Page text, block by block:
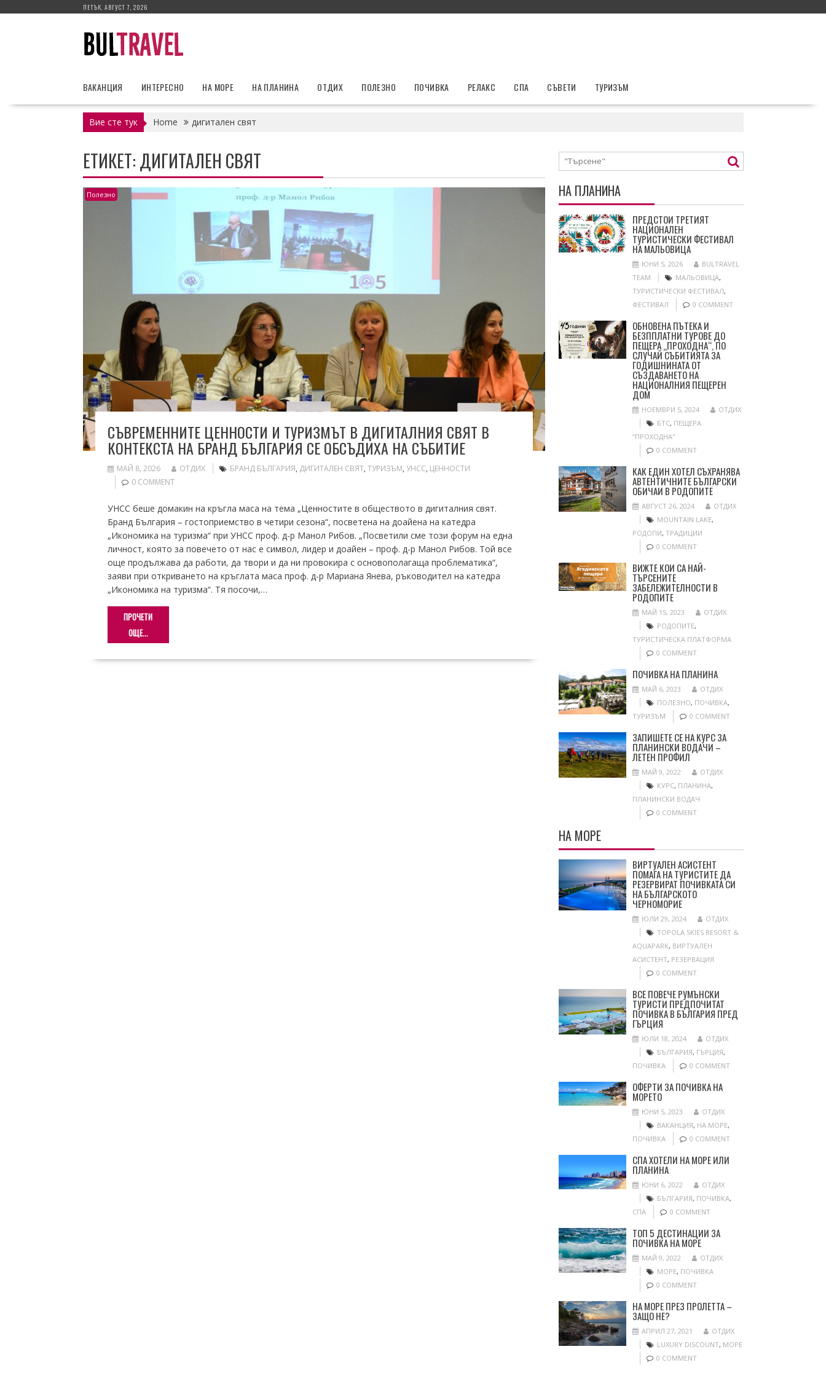
ПЕТЪК, АВГУСТ 7, 2026
ВАКАНЦИЯ ИНТЕРЕСНО НА МОРЕ НА ПЛАНИНА ОТДИХ ПОЛЕЗНО ПОЧИВКА РЕЛАКС СПА СЪВЕТИ ТУРИЗЪМ
Вие сте тук Home дигитален свят
ЕТИКЕТ:ДИГИТАЛЕН СВЯТ
Полезно
СЪВРЕМЕННИТЕ ЦЕННОСТИ И ТУРИЗМЪТ В ДИГИТАЛНИЯ СВЯТ В
КОНТЕКСТА НА БРАНД БЪЛГАРИЯ СЕ ОБСЪДИХА НА СЪБИТИЕ
МАЙ 8, 2026 ОТДИХ БРАНД БЪЛГАРИЯ, ДИГИТАЛЕН СВЯТ, ТУРИЗЪМ, УНСС, ЦЕННОСТИ
0 COMMENT
УНСС беше домакин на кръгла маса на тема „Ценностите в обществото в дигиталния свят.
Бранд България – гостоприемство в четири сезона“, посветена на доайена на катедра
„Икономика на туризма“ при УНСС проф. д-р Манол Рибов. „Посветили сме този форум на една
личност, която за повечето от нас е символ, лидер и доайен – проф. д-р Манол Рибов. Tой все
още продължава да работи, да твори и да ни провокира с основополагаща проблематика“,
заяви при откриването на кръглата маса проф. д-р Мариана Янева, ръководител на катедра
„Икономика на туризма“. Тя посочи,…
ПРОЧЕТИ
ОЩЕ...
НА ПЛАНИНА
ПРЕДСТОИ ТРЕТИЯТ
НАЦИОНАЛЕН
ТУРИСТИЧЕСКИ ФЕСТИВАЛ
НА МАЛЬОВИЦА
ЮНИ 5, 2026
BULTRAVEL
TEAM
МАЛЬОВИЦА,
ТУРИСТИЧЕСКИ ФЕСТИВАЛ,
ФЕСТИВАЛ
0 COMMENT
ОБНОВЕНА ПЪТЕКА И
БЕЗППЛАТНИ ТУРОВЕ ДО
ПЕЩЕРА „ПРОХОДНА“, ПО
СЛУЧАЙ СЪБИТИЯТА ЗА
ГОДИШНИНАТА ОТ
СЪЗДАВАНЕТО НА
НАЦИОНАЛНИЯ ПЕЩЕРЕН
ДОМ
НОЕМВРИ 5, 2024
ОТДИХ
БТС, ПЕЩЕРА
“ПРОХОДНА"
0 COMMENT
КАК ЕДИН ХОТЕЛ СЪХРАНЯВА
АВТЕНТИЧНИТЕ БЪЛГАРСКИ
ОБИЧАИ В РОДОПИТЕ
АВГУСТ 26, 2024
ОТДИХ
MOUNTAIN LAKE,
РОДОПИ, ТРАДИЦИИ
0 COMMENT
ВИЖТЕ КОИ СА НАЙ-
ТЪРСЕНИТЕ
ЗАБЕЛЕЖИТЕЛНОСТИ В
РОДОПИТЕ
МАЙ 15, 2023
ОТДИХ
РОДОПИТЕ,
ТУРИСТИЧЕСКА ПЛАТФОРМА
0 COMMENT
ПОЧИВКА НА ПЛАНИНА
МАЙ 6, 2023
ОТДИХ
ПОЛЕЗНО, ПОЧИВКА,
ТУРИЗЪМ
0 COMMENT
ЗАПИШЕТЕ СЕ НА КУРС ЗА
ПЛАНИНСКИ ВОДАЧИ –
ЛЕТЕН ПРОФИЛ
МАЙ 9, 2022
ОТДИХ
КУРС, ПЛАНИНА,
ПЛАНИНСКИ ВОДАЧ
0 COMMENT
НА МОРЕ
ВИРТУАЛЕН АСИСТЕНТ
ПОМАГА НА ТУРИСТИТЕ ДА
РЕЗЕРВИРАТ ПОЧИВКАТА СИ
НА БЪЛГАРСКОТО
ЧЕРНОМОРИЕ
ЮЛИ 29, 2024
ОТДИХ
TOPOLA SKIES RESORT &
AQUAPARK, ВИРТУАЛЕН
АСИСТЕНТ, РЕЗЕРВАЦИЯ
0 COMMENT
ВСЕ ПОВЕЧЕ РУМЪНСКИ
ТУРИСТИ ПРЕДПОЧИТАТ
ПОЧИВКА В БЪЛГАРИЯ ПРЕД
ГЪРЦИЯ
ЮЛИ 18, 2024
ОТДИХ
БЪЛГАРИЯ, ГЪРЦИЯ,
ПОЧИВКА
0 COMMENT
ОФЕРТИ ЗА ПОЧИВКА НА
МОРЕТО
ЮНИ 5, 2023
ОТДИХ
ВАКАНЦИЯ, НА МОРЕ,
ПОЧИВКА
0 COMMENT
СПА ХОТЕЛИ НА МОРЕ ИЛИ
ПЛАНИНА
ЮНИ 6, 2022
ОТДИХ
БЪЛГАРИЯ, ПОЧИВКА,
СПА
0 COMMENT
ТОП 5 ДЕСТИНАЦИИ ЗА
ПОЧИВКА НА МОРЕ
МАЙ 9, 2022
ОТДИХ
МОРЕ, ПОЧИВКА
0 COMMENT
НА МОРЕ ПРЕЗ ПРОЛЕТТА –
ЗАЩО НЕ?
АПРИЛ 27, 2021
ОТДИХ
LUXURY DISCOUNT, МОРЕ
0 COMMENT